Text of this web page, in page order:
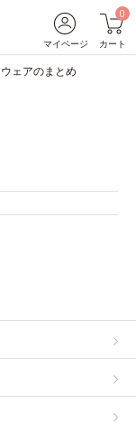
マイページ
0
カート
ェアのまとめ